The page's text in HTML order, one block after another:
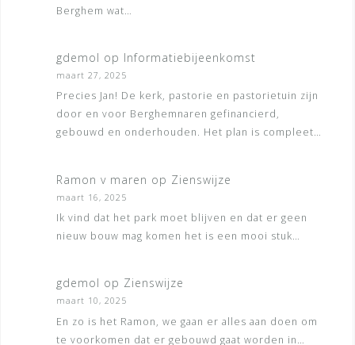
Berghem wat…
gdemol op Informatiebijeenkomst
maart 27, 2025
Precies Jan! De kerk, pastorie en pastorietuin zijn
door en voor Berghemnaren gefinancierd,
gebouwd en onderhouden. Het plan is compleet…
Ramon v maren op Zienswijze
maart 16, 2025
Ik vind dat het park moet blijven en dat er geen
nieuw bouw mag komen het is een mooi stuk…
gdemol op Zienswijze
maart 10, 2025
En zo is het Ramon, we gaan er alles aan doen om
te voorkomen dat er gebouwd gaat worden in…